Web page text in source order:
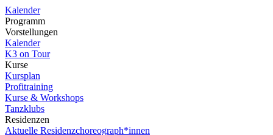
Kalender
Programm
Vorstellungen
Kalender
K3 on Tour
Kurse
Kursplan
Profitraining
Kurse & Workshops
Tanzklubs
Residenzen
Aktuelle Residenzchoreograph*innen